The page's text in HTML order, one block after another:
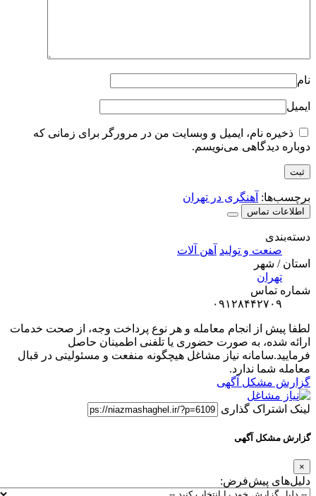
نام
ایمیل
ذخیره نام، ایمیل و وبسایت من در مرورگر برای زمانی که
دوباره دیدگاهی می‌نویسم.
برچسب‌ها: آهنگری در تهران
اطلاعات تماس
دسته‌بندی
صنعت و تولید
آهن آلات
استان / شهر
تهران
شماره تماس
۰۹۱۲۸۴۴۲۷۰۹
لطفا پیش از انجام معامله و هر نوع پرداخت وجه، از صحت خدمات
ارائه شده، به صورت حضوری یا تلفنی اطمینان حاصل
فرمایید.سامانه نیاز مشاغل هیچگونه منفعت و مسئولیتی در قبال
معامله شما ندارد.
گزارش مشکل آگهی
لینک اشتراک گذاری
گزارش مشکل آگهی
×
دلیل‌های پیش‌فرض: